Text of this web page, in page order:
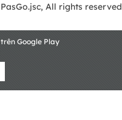
All rights reserved
trên Google Play